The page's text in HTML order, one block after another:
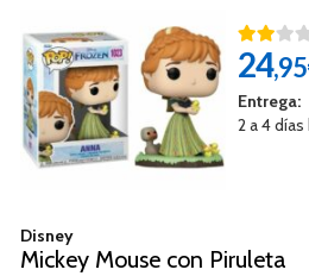
24
Entrega:
2 a 4
Disney
Mickey Mouse con Piruleta